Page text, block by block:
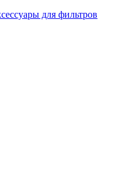
для фильтров